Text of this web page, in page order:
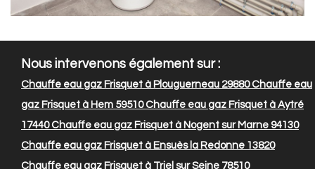
Nous intervenons également sur :
Chauffe eau gaz Frisquet à Plouguerneau 29880Chauffe eau
gaz Frisquet à Hem 59510Chauffe eau gaz Frisquet à Aytré
17440Chauffe eau gaz Frisquet à Nogent sur Marne 94130
Chauffe eau gaz Frisquet à Ensuès la Redonne 13820
Chauffe eau gaz Frisquet à Triel sur Seine 78510